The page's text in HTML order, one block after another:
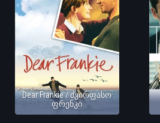
Dear Frankie / ძვირფასო
ფრენკი